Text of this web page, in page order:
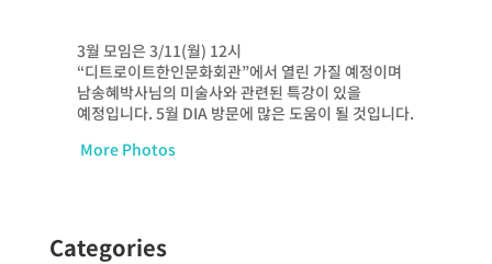
3월 모임은 3/11(월) 12시
“디트로이트한인문화회관”에서 열린 가질 예정이며
남송혜박사님의 미술사와 관련된 특강이 있을
예정입니다. 5월 DIA 방문에 많은 도움이 될 것입니다.
More Photos
Categories